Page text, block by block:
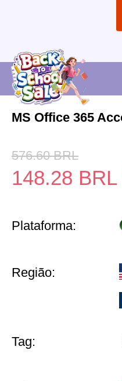
MS Office 365
576.60 BRL
148.28 BRL
Plataforma:
Região:
Tag: